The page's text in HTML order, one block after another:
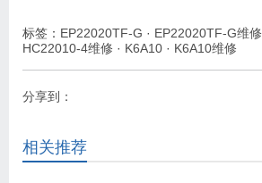
标签： EP22020TF-G · EP22020TF-G维修
HC22010-4维修 · K6A10 · K6A10维修
分享到：
相关推荐